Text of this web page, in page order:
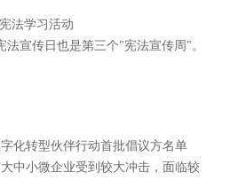
法学习活动
法宣传日也是第三个"宪法宣传周"。
化转型伙伴行动首批倡议方名单
中小微企业受到较大冲击，面临较